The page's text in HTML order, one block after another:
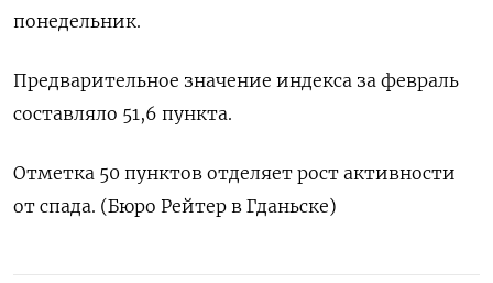
понедельник.
Предварительное значение индекса за февраль
составляло 51,6 пункта.
Отметка 50 пунктов отделяет рост активности
от спада. (Бюро Рейтер в Гданьске)